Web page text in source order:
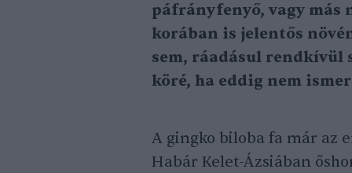
páfrányfenyő, vagy más
korában is jelentős
sem, ráadásul rendkívül
köré, ha eddig nem
A gingko biloba fa már az
Habár Kelet-Ázsiában